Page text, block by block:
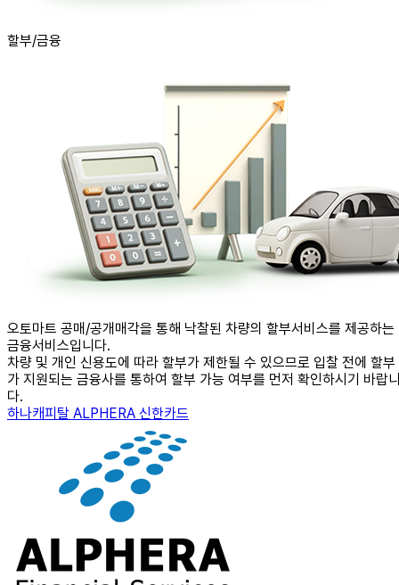
할부/금융
오토마트 공매/공개매각을 통해 낙찰된 차량의 할부서비스를 제공하는
금융서비스입니다.
차량 및 개인 신용도에 따라 할부가 제한될 수 있으므로 입찰 전에 할부
가 지원되는 금융사를 통하여 할부 가능 여부를 먼저 확인하시기 바랍
다.
하나캐피탈 ALPHERA 신한카드